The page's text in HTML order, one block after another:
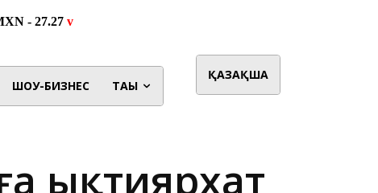
ШОУ-БИЗНЕС ТАҒЫ
ҚАЗАҚША
ықтиярхат